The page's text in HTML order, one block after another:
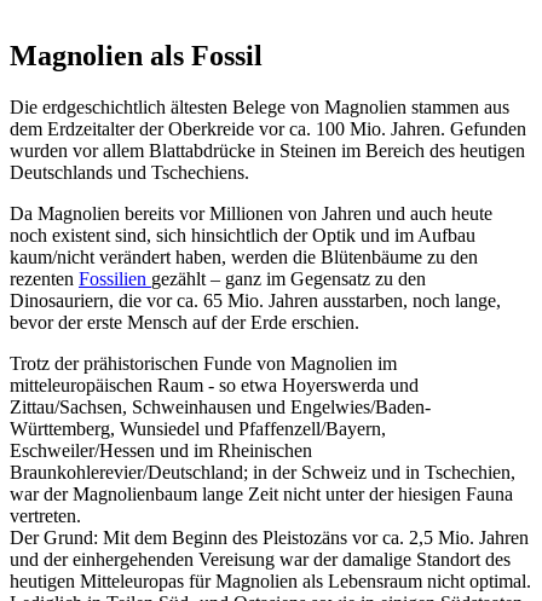
Magnolien als Fossil
Die erdgeschichtlich ältesten Belege von Magnolien stammen aus
dem Erdzeitalter der Oberkreide vor ca. 100 Mio. Jahren. Gefunden
wurden vor allem Blattabdrücke in Steinen im Bereich des heutigen
Deutschlands und Tschechiens.
Da Magnolien bereits vor Millionen von Jahren und auch heute
noch existent sind, sich hinsichtlich der Optik und im Aufbau
kaum/nicht verändert haben, werden die Blütenbäume zu den
rezenten Fossilien gezählt – ganz im Gegensatz zu den
Dinosauriern, die vor ca. 65 Mio. Jahren ausstarben, noch lange,
bevor der erste Mensch auf der Erde erschien.
Trotz der prähistorischen Funde von Magnolien im
mitteleuropäischen Raum - so etwa Hoyerswerda und
Zittau/Sachsen, Schweinhausen und Engelwies/Baden-
Württemberg, Wunsiedel und Pfaffenzell/Bayern,
Eschweiler/Hessen und im Rheinischen
Braunkohlerevier/Deutschland; in der Schweiz und in Tschechien,
war der Magnolienbaum lange Zeit nicht unter der hiesigen Fauna
vertreten.
Der Grund: Mit dem Beginn des Pleistozäns vor ca. 2,5 Mio. Jahren
und der einhergehenden Vereisung war der damalige Standort des
heutigen Mitteleuropas für Magnolien als Lebensraum nicht optimal.